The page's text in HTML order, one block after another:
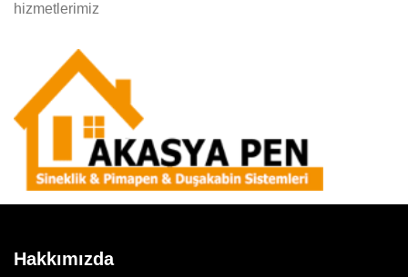
hizmetlerimiz
Hakkımızda